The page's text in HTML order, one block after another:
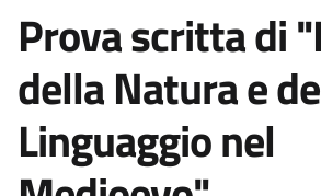
Prova scritta di
della Natura e
Linguaggio nel